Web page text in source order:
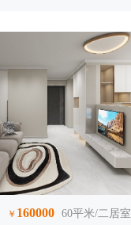
￥ 160000 60平米/二居室